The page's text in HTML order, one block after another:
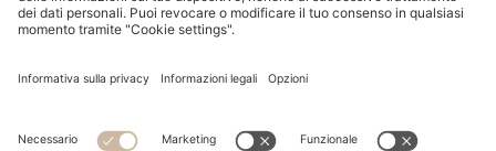
Informativa Privacy HUGO BOSS EXPERIENCE
Informativa Privacy HUGO BOSS Newsletter